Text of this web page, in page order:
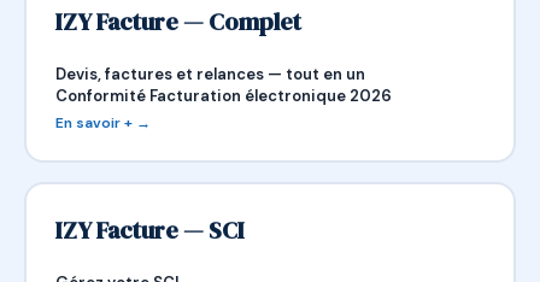
IZY Facture — Complet
Devis, factures et relances — tout en un
Conformité Facturation électronique 2026
En savoir + →
IZY Facture — SCI